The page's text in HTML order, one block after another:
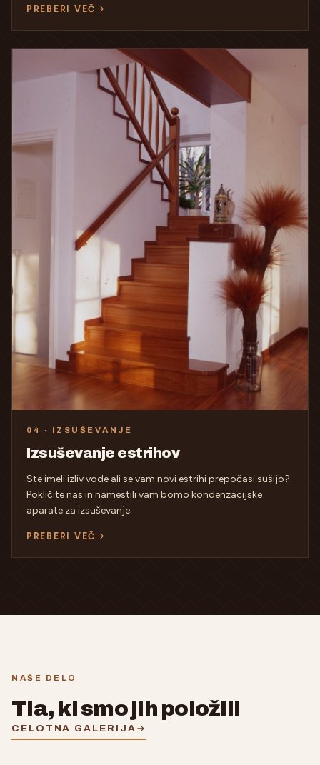
PREBERI VEČ
04 · IZSUŠEVANJE
Izsuševanje estrihov
Ste imeli izliv vode ali se vam novi estrihi prepočasi sušijo?
Pokličite nas in namestili vam bomo kondenzacijske
aparate za izsuševanje.
PREBERI VEČ
NAŠE DELO
Tla, ki smo jih položili
CELOTNA GALERIJA